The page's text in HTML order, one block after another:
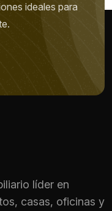
ideales para
líder en
casas, oficinas y